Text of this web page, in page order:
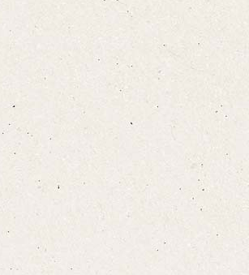
宿泊プランをみる